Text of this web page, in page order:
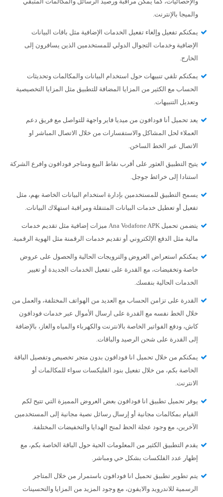
والميجا بالإنترنت.
يمكنكم تفعيل وإلغاء تفعيل الخدمات الإضافية مثل باقات البيانات
الإضافية وخدمات التجوال الدولي للمستخدمين الذين يسافرون إلى
الخارج.
يمكنكم تلقي تنبيهات حول استخدام البيانات والمكالمات وتحديثات
الحساب مع الكثير من المزايا المضافة للتطبيق مثل المزايا التخصيصية
وتعديل التنبيهات.
يعد تحميل أنا فودافون من ميديا فاير واجهة للتواصل مع فريق دعم
العملاء لحل المشاكل والاستفسارات من خلال الاتصال المباشر او
الاتصال عبر الخط الساخن.
يتيح التطبيق العثور على أقرب نقاط البيع ومتاجر فودافون وافرع الشركة
استنادا إلى خرائط جوجل.
يسمح التطبيق للمستخدمين بإدارة استخدام البيانات الخاصة بهم، مثل
تفعيل أو تعطيل خدمات البيانات المتنقلة ومراقبة استهلاك البيانات.
يتضمن تحميل Ana Vodafone APK ميزات إضافية مثل تقديم خدمات
مالية مثل الدفع الإلكتروني أو تقديم خدمات الرقمنة مثل الهوية الرقمية.
يمكنكم استعراض العروض والترويجات الحالية والحصول على عروض
خاصة وتخفيضات، مع القدرة على تفعيل الخدمات الجديدة أو تغيير
الخدمات الحالية بنفسك.
القدرة على تزامن الحساب مع العديد من الهواتف المختلفة، والعمل من
خلال الخط نفسه مع القدرة على ارسال الأموال عبر خدمات فودافون
كاش، ودفع الفواتير الخاصة بالانترنت والكهرباء والمياه والغاز، بالإضافة
إلى القدرة على شحن الرصيد والباقات.
يمكنكم من خلال تحميل انا فودافون بدون متجر تخصيص وتفصيل الباقة
الخاصة بكم، من خلال تفعيل بنود الفليكسات سواء للمكالمات أو
الانترنت.
يوفر تحميل تطبيق انا فودافون بعض العروض المميزة التي تتيح لكم
القيام بمكالمات مجانية أو إرسال رسائل نصية مجانية إلى المستخدمين
الآخرين، مع وجود عجلة الحظ لمنح الهدايا والتخفيضات المختلفة.
يقدم التطبيق الكثير من المعلومات الحية حول الباقة الخاصة بكم، مع
إظهار عدد الفلكسات بشكل حي ومباشر.
يتم تطوير تطبيق تحميل انا فودافون باستمرار من خلال المتاجر
الرسمية للاندرويد والايفون، مع وجود المزيد من المزايا والتحسينات